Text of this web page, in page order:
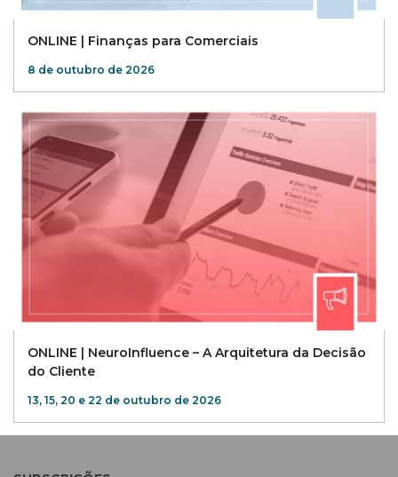
ONLINE | Finanças para Comerciais
8 de outubro de 2026
ONLINE | NeuroInfluence – A Arquitetura da Decisão
do Cliente
13, 15, 20 e 22 de outubro de 2026